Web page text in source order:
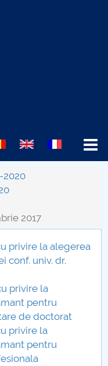
2020
2017
privire la alegerea
conf. univ. dr.
privire la
pentru
de doctorat
privire la
pentru